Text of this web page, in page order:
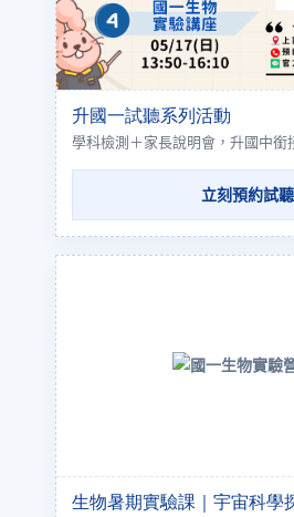
升國一試聽系列活動
學科檢測＋家長說明會，升國中銜
立刻預約試聽
生物暑期實驗課｜宇宙科學